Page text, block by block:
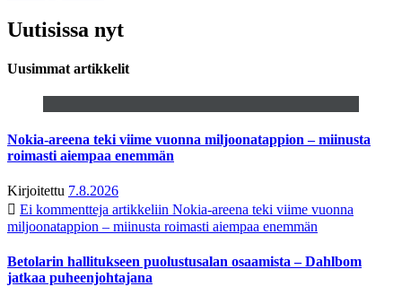
Uutisissa nyt
Uusimmat artikkelit
Nokia-areena teki viime vuonna miljoonatappion – miinusta
roimasti aiempaa enemmän
Kirjoitettu 7.8.2026
Ei kommentteja artikkeliin Nokia-areena teki viime vuonna
miljoonatappion – miinusta roimasti aiempaa enemmän
Betolarin hallitukseen puolustusalan osaamista – Dahlbom
jatkaa puheenjohtajana